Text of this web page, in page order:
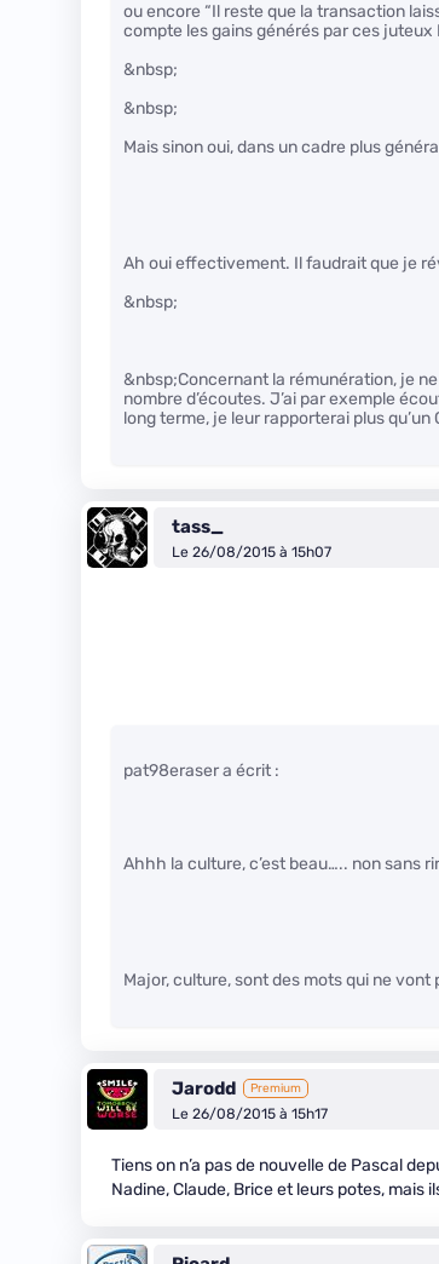
ou encore “Il reste que la transaction
compte les gains générés par ces
&nbsp;
&nbsp;
Mais sinon oui, dans un cadre plus
Ah oui effectivement. Il faudrait que je
&nbsp;
&nbsp;Concernant la rémunération, je
nombre d’écoutes. J’ai par exemple
long terme, je leur rapporterai plus
tass_
Le 26/08/2015 à 15h07
pat98eraser a écrit :
Ahhh la culture, c’est beau….. non sans
Major, culture, sont des mots qui ne vont
Jarodd Premium
Le 26/08/2015 à 15h17
Tiens on n’a pas de nouvelle de Pascal
Nadine, Claude, Brice et leurs potes, mais